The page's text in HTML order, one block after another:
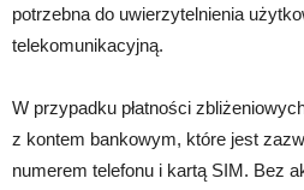
potrzebna do uwierzytelnienia
telekomunikacyjną.
W przypadku płatności
z kontem bankowym, które jest
numerem telefonu i kartą SIM. Bez